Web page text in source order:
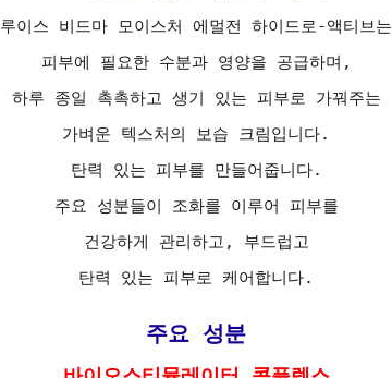
루이스 비드마 모이스처 에멀전 하이드로-액티브는
피부에 필요한 수분과 영양을 공급하며,
하루 종일 촉촉하고 생기 있는 피부로 가꿔주는
가벼운 텍스처의 보습 크림입니다.
탄력 있는 피부를 만들어줍니다.
주요 성분들이 조화를 이루어 피부를
건강하게 관리하고, 부드럽고
탄력 있는 피부로 케어합니다.
주요 성분